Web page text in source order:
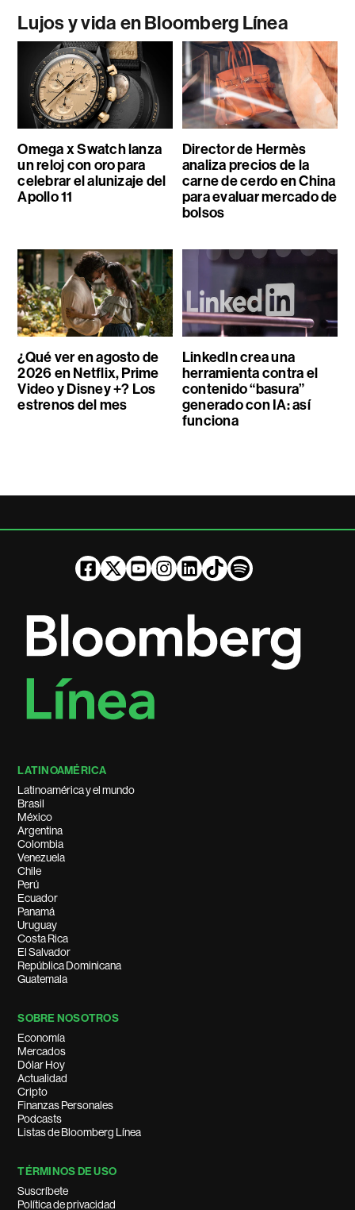
Lujos y vida en Bloomberg Línea
Omega x Swatch lanza
un reloj con oro para
celebrar el alunizaje del
Apollo 11
Director de Hermès
analiza precios de la
carne de cerdo en China
para evaluar mercado de
bolsos
¿Qué ver en agosto de
2026 en Netflix, Prime
Video y Disney +? Los
estrenos del mes
LinkedIn crea una
herramienta contra el
contenido “basura”
generado con IA: así
funciona
LATINOAMÉRICA
Latinoamérica y el mundo
Brasil
México
Argentina
Colombia
Venezuela
Chile
Perú
Ecuador
Panamá
Uruguay
Costa Rica
El Salvador
República Dominicana
Guatemala
SOBRE NOSOTROS
Economía
Mercados
Dólar Hoy
Actualidad
Cripto
Finanzas Personales
Podcasts
Listas de Bloomberg Línea
TÉRMINOS DE USO
Suscríbete
Política de privacidad